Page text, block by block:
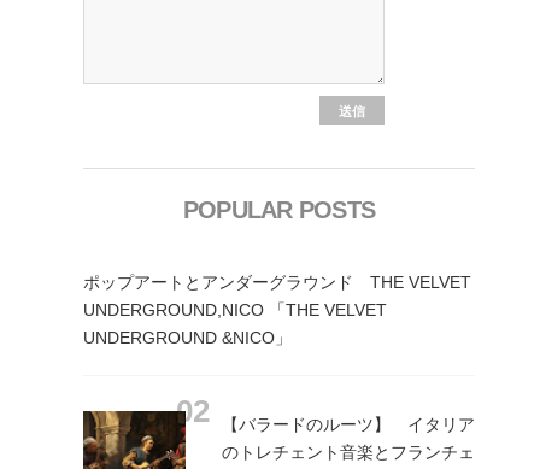
POPULAR POSTS
ポップアートとアンダーグラウンド THE VELVET
UNDERGROUND,NICO 「THE VELVET
UNDERGROUND &NICO」
【バラードのルーツ】 イタリア
のトレチェント音楽とフランチェ